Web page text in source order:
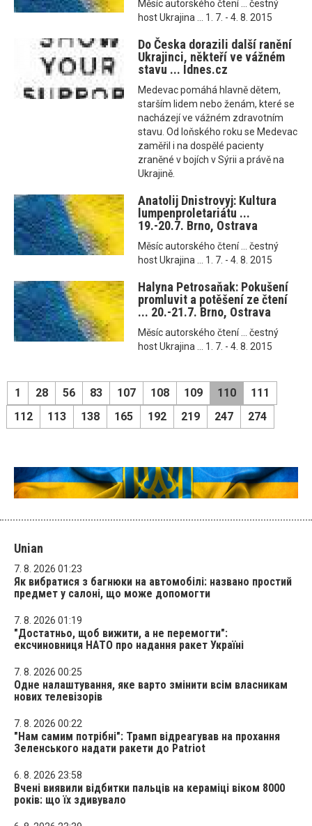
Měsíc autorského čtení ... čestný
host Ukrajina ... 1. 7. - 4. 8. 2015
Do Česka dorazili další ranění
Ukrajinci, někteří ve vážném
stavu ... Idnes.cz
Medevac pomáhá hlavně dětem,
starším lidem nebo ženám, které se
nacházejí ve vážném zdravotním
stavu. Od loňského roku se Medevac
zaměřil i na dospělé pacienty
zraněné v bojích v Sýrii a právě na
Ukrajině.
Anatolij Dnistrovyj: Kultura
lumpenproletariátu ...
19.-20.7. Brno, Ostrava
Měsíc autorského čtení ... čestný
host Ukrajina ... 1. 7. - 4. 8. 2015
Halyna Petrosaňak: Pokušení
promluvit a potěšení ze čtení
... 20.-21.7. Brno, Ostrava
Měsíc autorského čtení ... čestný
host Ukrajina ... 1. 7. - 4. 8. 2015
1 28 56 83 107 108 109 110
111
112
113 138 165 192 219 247 274
Unian
7. 8. 2026 01:23
Як вибратися з багнюки на автомобілі: названо простий
предмет у салоні, що може допомогти
7. 8. 2026 01:19
"Достатньо, щоб вижити, а не перемогти":
ексчиновниця НАТО про надання ракет Україні
7. 8. 2026 00:25
Одне налаштування, яке варто змінити всім власникам
нових телевізорів
7. 8. 2026 00:22
"Нам самим потрібні": Трамп відреагував на прохання
Зеленського надати ракети до Patriot
6. 8. 2026 23:58
Вчені виявили відбитки пальців на кераміці віком 8000
років: що їх здивувало